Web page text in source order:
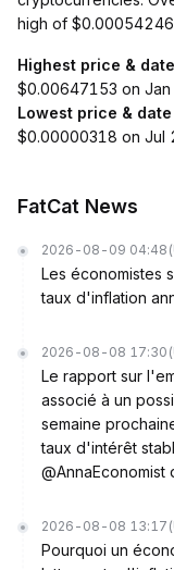
high of
Highest price & date
$0.00647153 on
Lowest price & date
$0.00000318 on Jul
FatCat News
2026-08-09 04:48
Les économistes
taux d'inflation
2026-08-08 17:30
Le rapport sur
associé à un
semaine
taux d'intérêt
@AnnaEconomist
2026-08-08 13:17
Pourquoi un